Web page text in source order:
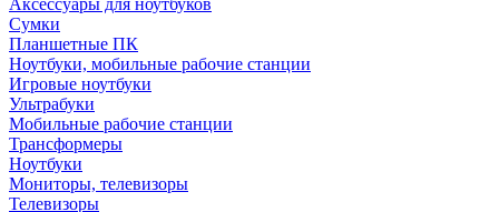
Аксессуары для ноутбуков
Сумки
Планшетные ПК
Ноутбуки, мобильные рабочие станции
Игровые ноутбуки
Ультрабуки
Мобильные рабочие станции
Трансформеры
Ноутбуки
Мониторы, телевизоры
Телевизоры